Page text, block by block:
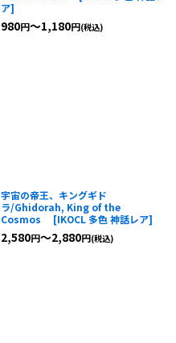
ア]
980円～1,180円(税込)
宇宙の帝王、キングギド
ラ/Ghidorah, King of the
Cosmos
[IKOCL 多色 神話レア]
2,580円～2,880円(税込)